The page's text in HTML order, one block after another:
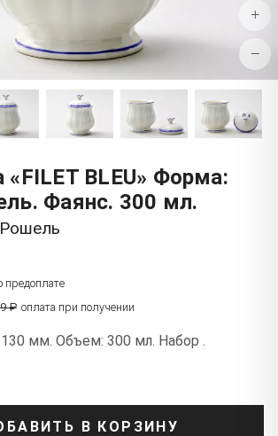
+
−
«FILET BLEU» Форма:
Фаянс. 300 мл.
предоплате
₽ оплата при получении
мм. Объем: 300 мл. Набор .
В КОРЗИНУ